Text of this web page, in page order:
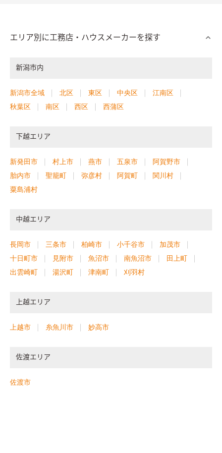
エリア別に工務店・ハウスメーカーを探す
新潟市内
新潟市全域 北区 東区 中央区
江南区
秋葉区
南区 西区 西蒲区
下越エリア
新発田市 村上市 燕市 五泉市
阿賀野市
胎内市
聖籠町 弥彦村 阿賀町
関川村
粟島浦村
中越エリア
長岡市 三条市 柏崎市 小千谷市
加茂市
十日町市
見附市 魚沼市 南魚沼市
田上町
出雲崎町
湯沢町 津南町 刈羽村
上越エリア
上越市 糸魚川市 妙高市
佐渡エリア
佐渡市